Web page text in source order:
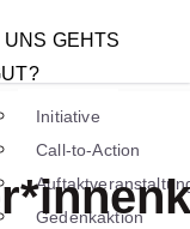
UNS GEHTS
Initiative
Call-to-Action
Gedenkaktion